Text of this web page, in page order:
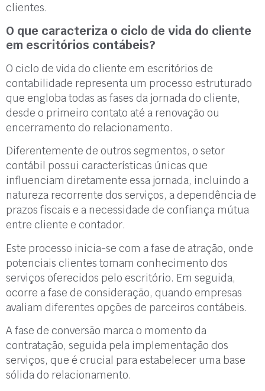
clientes.
O que caracteriza o ciclo de vida do cliente
em escritórios contábeis?
O ciclo de vida do cliente em escritórios de
contabilidade representa um processo estruturado
que engloba todas as fases da jornada do cliente,
desde o primeiro contato até a renovação ou
encerramento do relacionamento.
Diferentemente de outros segmentos, o setor
contábil possui características únicas que
influenciam diretamente essa jornada, incluindo a
natureza recorrente dos serviços, a dependência de
prazos fiscais e a necessidade de confiança mútua
entre cliente e contador.
Este processo inicia-se com a fase de atração, onde
potenciais clientes tomam conhecimento dos
serviços oferecidos pelo escritório. Em seguida,
ocorre a fase de consideração, quando empresas
avaliam diferentes opções de parceiros contábeis.
A fase de conversão marca o momento da
contratação, seguida pela implementação dos
serviços, que é crucial para estabelecer uma base
sólida do relacionamento.